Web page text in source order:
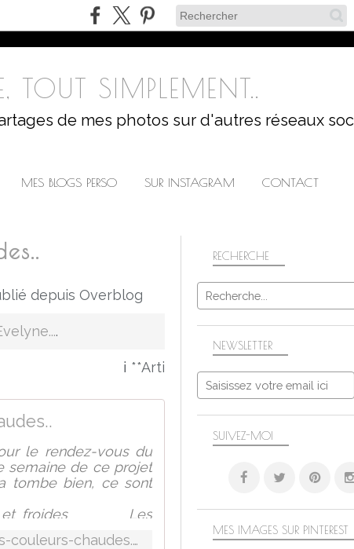
TOUT SIMPLEMENT..
de mes photos sur d'autres réseaux
MES BLOGS PERSO SUR INSTAGRAM CONTACT
depuis Overblog
.
ℹ️ **Article reposté depuis mon
le rendez-vous du
semaine de ce projet
tombe bien, ce sont
Les
http://monblogamoievelyne.com/2020/07/les-couleurs-chaudes.html
NEWSLETTER
SUIVEZ-MOI
RECHERCHE
MES IMAGES SUR PINTEREST